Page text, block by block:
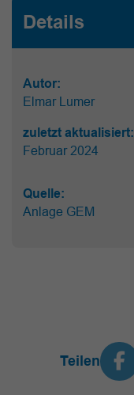
Details
Autor:
Elmar Lumer
zuletzt aktualisiert:
Februar 2024
Quelle:
Anlage GEM
Teilen